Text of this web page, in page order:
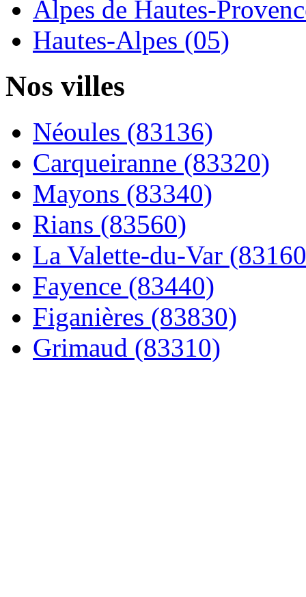
Alpes de Hautes-
Hautes-Alpes (05)
Nos villes
Néoules (83136)
Carqueiranne (83320)
Mayons (83340)
Rians (83560)
La Valette-du-Var
Fayence (83440)
Figanières (83830)
Grimaud (83310)